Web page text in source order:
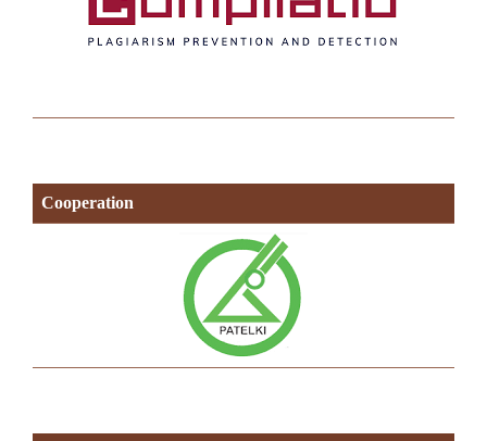
Cooperation